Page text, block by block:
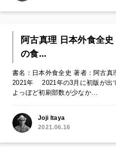
阿古真理 日本外食全史
の食...
書名：日本外食全史 著者：阿古真
2021年 2021年の3月に初版が出
よっぽど初刷部数が少なか…
Joji Itaya
2021.06.16